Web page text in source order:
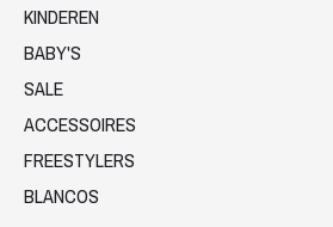
KINDEREN
BABY'S
SALE
ACCESSOIRES
FREESTYLERS
BLANCOS